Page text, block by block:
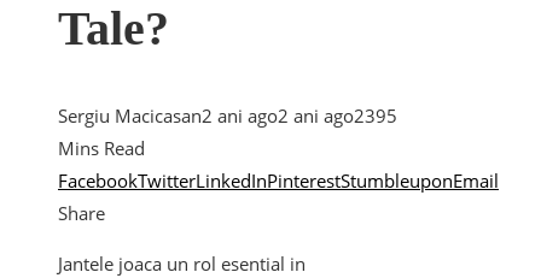
Tale?
Sergiu Macicasan2 ani ago2 ani ago2395
Mins Read
FacebookTwitterLinkedInPinterestStumbleuponEmail
Share
Jantele joaca un rol esential in